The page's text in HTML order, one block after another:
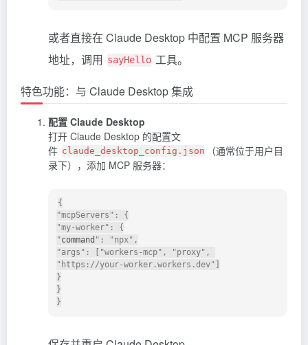
或者直接在 Claude Desktop 中配置 MCP 服务器
地址，调用 sayHello 工具。
特色功能：与 Claude Desktop 集成
配置 Claude Desktop
打开 Claude Desktop 的配置文
件 claude_desktop_config.json
（通常位于用户目
录下），添加 MCP 服务器：
{
"mcpServers": {
"my-worker": {
"command ": "npx",
"args": ["workers-mcp", "proxy",
"https://your-worker.workers.dev"]
}
}